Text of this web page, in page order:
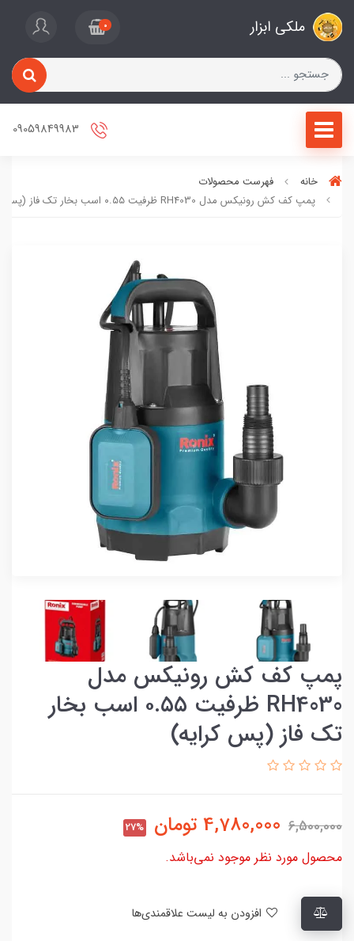
ملکی ابزار 0
خانه
فهرست محصولات
پمپ کف کش رونیکس مدل RH4030 ظرفیت ۰.۵۵ اسب بخار تک فاز (پس کرایه)
پمپ کف کش رونیکس مدل
RH4030 ظرفیت ۰.۵۵ اسب بخار
تک فاز (پس کرایه)
6,500,000
4,780,000 تومان 27%
محصول مورد نظر موجود نمی‌باشد.